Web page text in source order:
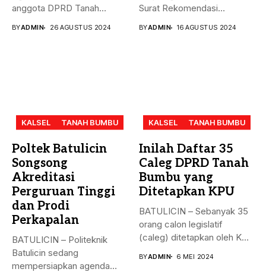
anggota DPRD Tanah
BYADMIN 26 AGUSTUS 2024
Surat Rekomendasi
BYADMIN 16 AGUSTUS 2024
KALSEL TANAH BUMBU
Poltek Batulicin
Songsong
Akreditasi
Perguruan Tinggi
dan Prodi
Perkapalan
BATULICIN – Politeknik
Batulicin sedang
mempersiapkan agenda
KALSEL TANAH BUMBU
Inilah Daftar 35
Caleg DPRD Tanah
Bumbu yang
Ditetapkan KPU
BATULICIN – Sebanyak 35
orang calon legislatif
(caleg) ditetapkan oleh KPU
BYADMIN 6 MEI 2024